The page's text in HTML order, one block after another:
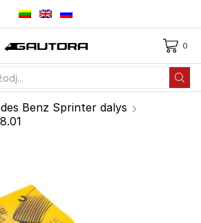
0
Benz Sprinter dalys